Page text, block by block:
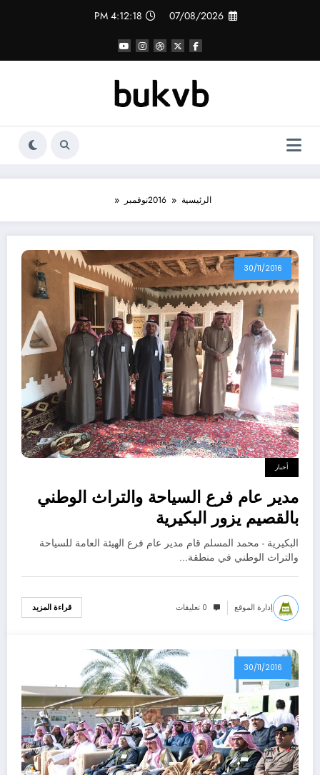
07/08/2026
4:12:20 PM
الرئيسية 2016نوفمبر
30/11/2016
أخبار
مدير عام فرع السياحة والتراث الوطني
بالقصيم يزور البكيرية
البكيرية - محمد المسلم قام مدير عام فرع الهيئة العامة للسياحة
والتراث الوطني في منطقة…
إدارة الموقع 0 تعليقات قراءة المزيد
30/11/2016